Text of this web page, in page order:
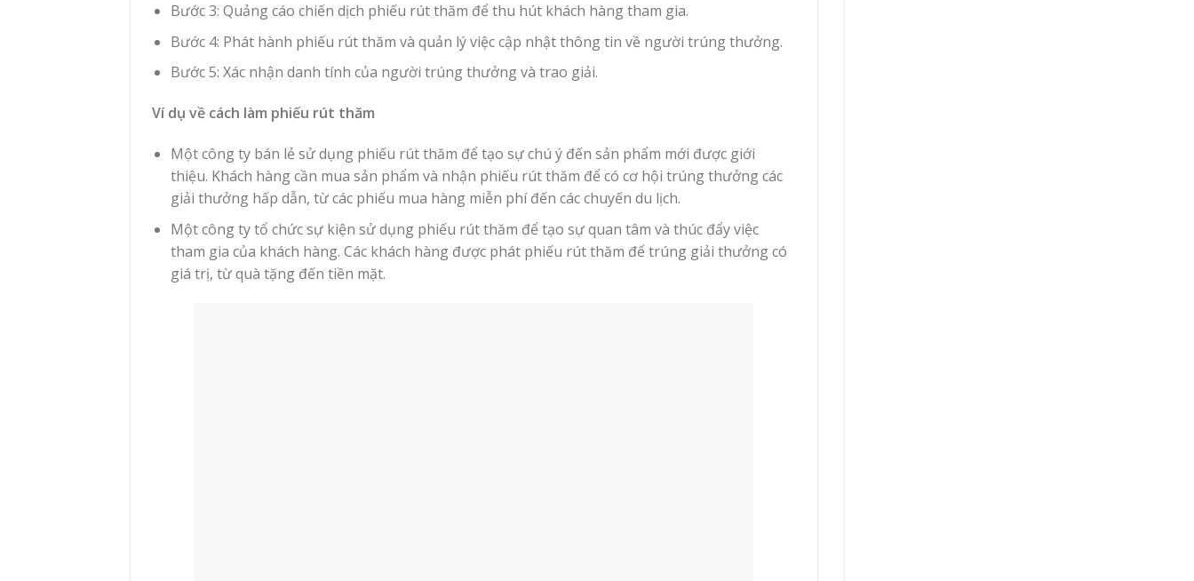
Bước 3: Quảng cáo chiến dịch phiếu rút thăm để thu hút khách hàng tham gia.
Bước 4: Phát hành phiếu rút thăm và quản lý việc cập nhật thông tin về người trúng thưởng.
Bước 5: Xác nhận danh tính của người trúng thưởng và trao giải.
Ví dụ về cách làm phiếu rút thăm
Một công ty bán lẻ sử dụng phiếu rút thăm để tạo sự chú ý đến sản phẩm mới được giới
thiệu. Khách hàng cần mua sản phẩm và nhận phiếu rút thăm để có cơ hội trúng thưởng các
giải thưởng hấp dẫn, từ các phiếu mua hàng miễn phí đến các chuyến du lịch.
Một công ty tổ chức sự kiện sử dụng phiếu rút thăm để tạo sự quan tâm và thúc đẩy việc
tham gia của khách hàng. Các khách hàng được phát phiếu rút thăm để trúng giải thưởng có
giá trị, từ quà tặng đến tiền mặt.